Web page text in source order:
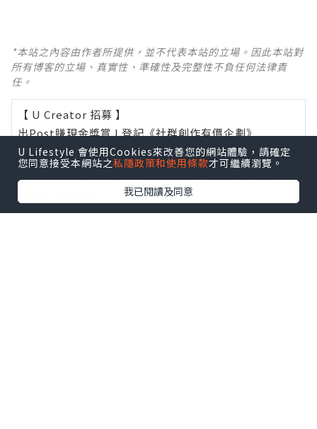
*本站之內容由作者所提供，並不代表本站的立場。因此本站對
所有博客的立場、真實性、準確性及完整性不負任何法律責
任。
【 U Creator 招募 】
出Post賺現金獎賞 l登記《社群創作有價企劃》
【 睇Post + 參加品牌活動 】
瀏覽更多社群打卡丶旅遊丶美食丶親子丶寵物丶扮靚
攻略
U Lifestyle 會使用Cookies來改善您的網站體驗，請確定
您同意接受本網站之私隱政策和使用條款才可繼續瀏覽。
我已閱讀及同意